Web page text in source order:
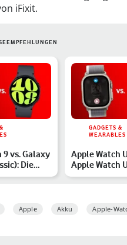
iFixit.
9 vs. Galaxy
Die
im Ve…
GADGETS &
WEARABLES
Apple Watch
Apple Watch
Apple Akku Apple-